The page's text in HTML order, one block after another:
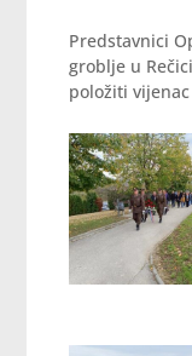
Predstavnici
groblje u
položiti